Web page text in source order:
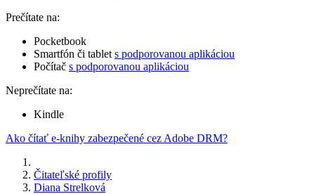
Prečítate na:
Pocketbook
Smartfón či tablet s podporovanou aplikáciou
Počítač s podporovanou aplikáciou
Neprečítate na:
Kindle
Ako čítať e-knihy zabezpečené cez Adobe DRM?
Čitateľské profily
Diana Strelková